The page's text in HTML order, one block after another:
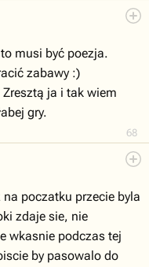
68
musi być poezja.
zabawy :)
ja i tak wiem
gry.
poczatku przecie byla
zdaje sie, nie
wkasnie podczas tej
by pasowalo do